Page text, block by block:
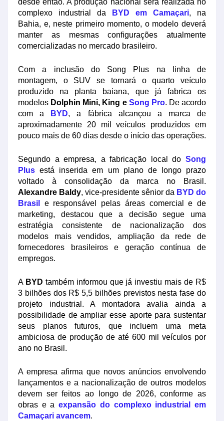
desde então. A produção nacional será realizada no
complexo industrial da
BYD em Camaçari, na
Bahia, e, neste primeiro momento, o modelo deverá
manter as mesmas configurações atualmente
comercializadas no mercado brasileiro.
Com a inclusão do Song Plus na linha de
montagem, o SUV se tornará o quarto veículo
produzido na planta baiana, que já fabrica os
modelos Dolphin Mini, King e Song Pro. De acordo
com a
BYD, a fábrica alcançou a marca de
aproximadamente 20 mil veículos produzidos em
pouco mais de 60 dias desde o início das operações.
Segundo a empresa, a fabricação local do Song
Plus está inserida em um plano de longo prazo
voltado à consolidação da marca no Brasil.
Alexandre Baldy, vice-presidente sênior da BYD do
Brasil
e responsável pelas áreas comercial e de
marketing, destacou que a decisão segue uma
estratégia consistente de nacionalização dos
modelos mais vendidos, ampliação da rede de
fornecedores brasileiros e geração contínua de
empregos.
A BYD também informou que já investiu mais de R$
3 bilhões dos R$ 5,5 bilhões previstos nesta fase do
projeto industrial. A montadora avalia ainda a
possibilidade de ampliar esse aporte para sustentar
seus planos futuros, que incluem uma meta
ambiciosa de produção de até 600 mil veículos por
ano no Brasil.
A empresa afirma que novos anúncios envolvendo
lançamentos e a nacionalização de outros modelos
devem ser feitos ao longo de 2026, conforme as
obras e aexpansão do complexo industrial em
Camaçari avancem.